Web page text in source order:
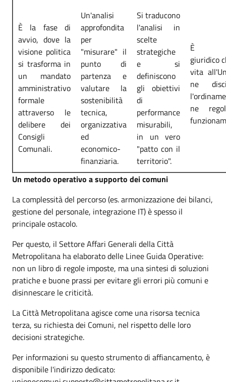
È la fase di
avvio, dove la
visione politica
si trasforma in
un mandato
amministrativo
formale
attraverso le
delibere dei
Consigli
Comunali.
Un'analisi
approfondita
per
"misurare" il
punto di
partenza e
valutare la
sostenibilità
tecnica,
organizzativa
ed
economico-
finanziaria.
Si traducono
l'analisi in
scelte
strategiche
e si
definiscono
gli obiettivi
di
performance
misurabili,
in un vero
"patto con il
territorio".
È
giuridico
vita
ne
ne
Un metodo operativo a supporto dei comuni
La complessità del percorso (es. armonizzazione dei bilanci,
gestione del personale, integrazione IT) è spesso il
principale ostacolo.
Per questo, il Settore Affari Generali della Città
Metropolitana ha elaborato delle Linee Guida Operative:
non un libro di regole imposte, ma una sintesi di soluzioni
pratiche e buone prassi per evitare gli errori più comuni e
disinnescare le criticità.
La Città Metropolitana agisce come una risorsa tecnica
terza, su richiesta dei Comuni, nel rispetto delle loro
decisioni strategiche.
Per informazioni su questo strumento di affiancamento, è
disponibile l'indirizzo dedicato: